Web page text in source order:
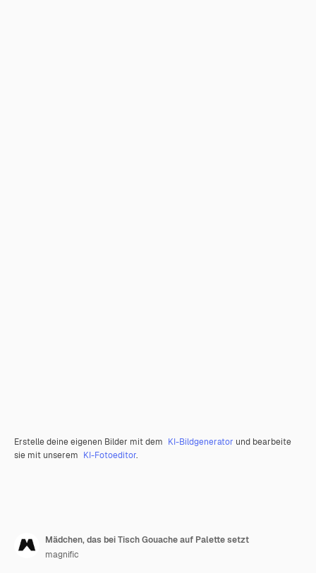
Erstelle deine eigenen Bilder mit dem KI-Bildgenerator und bearbeite
sie mit unserem KI-Fotoeditor.
Mädchen, das bei Tisch Gouache auf Palette setzt
magnific